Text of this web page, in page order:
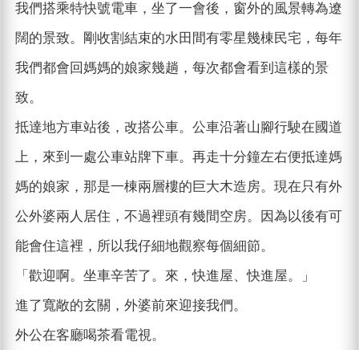
我們搭乘特快號電車，坐了一會後，窗外的風景轉為遼
闊的景致。剛收割結束的水田間有零星幾棟民宅，每年
我們都會回媽媽的娘家幾趟，每次都會看到這樣的景
致。
抵達地方車站後，改搭公車。公車沿著山腳行駛在國道
上，來到一處公車站牌下車。再走十分鐘左右便抵達媽
媽的娘家，那是一棟兩層樓的巨大木造房。現在只有外
公外婆兩人居住，不過裡頭有幾間空房。因為以後有可
能會住這裡，所以我仔細地觀察每個細節。
「歡迎啊。坐車辛苦了。來，快進屋、快進屋。」
進了寬敞的玄關，外婆前來迎接我們。
外公在客廳喝茶看電視。